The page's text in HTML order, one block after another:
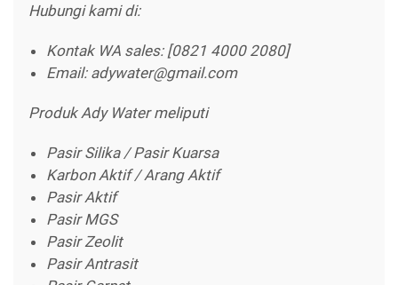
Hubungi kami di:
Kontak WA sales: [0821 4000 2080]
Email: adywater@gmail.com
Produk Ady Water meliputi
Pasir Silika / Pasir Kuarsa
Karbon Aktif / Arang Aktif
Pasir Aktif
Pasir MGS
Pasir Zeolit
Pasir Antrasit